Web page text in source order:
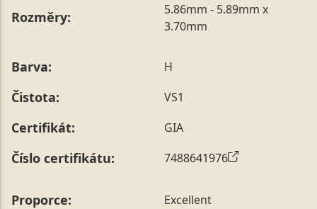
Rozměry:
5.86mm - 5.89mm x
3.70mm
Barva: H
Čistota: VS1
Certifikát: GIA
Číslo certifikátu: 7488641976
Proporce: Excellent